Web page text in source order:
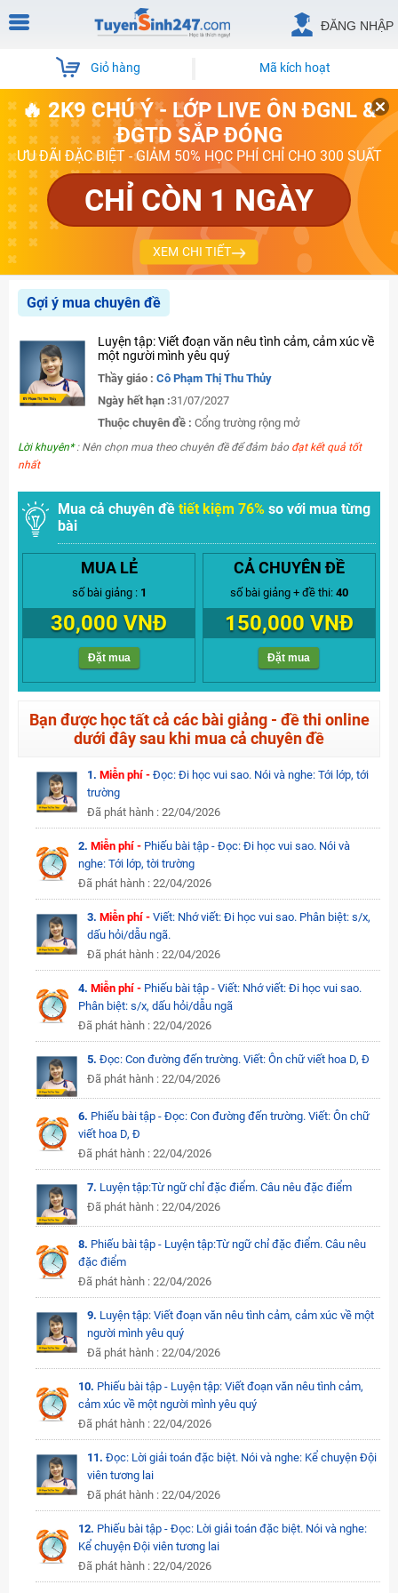
ĐĂNG NHẬP
Giỏ hàng Mã kích hoạt
🔥 2K9 CHÚ Ý - LỚP LIVE ÔN ĐGNL &
ĐGTD SẮP ĐÓNG
ƯU ĐÃI ĐẶC BIỆT - GIẢM 50% HỌC PHÍ CHỈ CHO 300 SUẤT
CHỈ CÒN 1 NGÀY
XEM CHI TIẾT
Gợi ý mua chuyên đề
Luyện tập: Viết đoạn văn nêu tình cảm, cảm xúc về
một người mình yêu quý
Thầy giáo : Cô Phạm Thị Thu Thủy
Ngày hết hạn :31/07/2027
Thuộc chuyên đề : Cổng trường rộng mở
Lời khuyên*: Nên chọn mua theo chuyên đề để đảm bảo đạt kết quả tốt
nhất
Mua cả chuyên đề tiết kiệm 76% so với mua từng
bài
MUA LẺ
số bài giảng : 1
30,000 VNĐ
Đặt mua
CẢ CHUYÊN ĐỀ
số bài giảng + đề thi: 40
150,000 VNĐ
Đặt mua
Bạn được học tất cả các bài giảng - đề thi online
dưới đây sau khi mua cả chuyên đề
1. Miễn phí - Đọc: Đi học vui sao. Nói và nghe: Tới lớp, tới
trường
Đã phát hành : 22/04/2026
2.Miễn phí - Phiếu bài tập - Đọc: Đi học vui sao. Nói và
nghe: Tới lớp, tời trường
Đã phát hành : 22/04/2026
3. Miễn phí - Viết: Nhớ viết: Đi học vui sao. Phân biệt: s/x,
dấu hỏi/dẫu ngã.
Đã phát hành : 22/04/2026
4.Miễn phí - Phiếu bài tập - Viết: Nhớ viết: Đi học vui sao.
Phân biệt: s/x, dấu hỏi/dẫu ngã
Đã phát hành : 22/04/2026
5. Đọc: Con đường đến trường. Viết: Ôn chữ viết hoa D, Đ
Đã phát hành : 22/04/2026
6. Phiếu bài tập - Đọc: Con đường đến trường. Viết: Ôn chữ
viết hoa D, Đ
Đã phát hành : 22/04/2026
7. Luyện tập:Từ ngữ chỉ đặc điểm. Câu nêu đặc điểm
Đã phát hành : 22/04/2026
8. Phiếu bài tập - Luyện tập:Từ ngữ chỉ đặc điểm. Câu nêu
đặc điểm
Đã phát hành : 22/04/2026
9. Luyện tập: Viết đoạn văn nêu tình cảm, cảm xúc về một
người mình yêu quý
Đã phát hành : 22/04/2026
10. Phiếu bài tập - Luyện tập: Viết đoạn văn nêu tình cảm,
cảm xúc về một người mình yêu quý
Đã phát hành : 22/04/2026
11. Đọc: Lời giải toán đặc biệt. Nói và nghe: Kể chuyện Đội
viên tương lai
Đã phát hành : 22/04/2026
12. Phiếu bài tập - Đọc: Lời giải toán đặc biệt. Nói và nghe:
Kể chuyện Đội viên tương lai
Đã phát hành : 22/04/2026